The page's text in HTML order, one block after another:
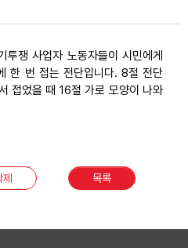
투쟁 사업자 노동자들이 시민에게
한 번 접는 전단입니다. 8절 전단
접었을 때 16절 가로 모양이 나와
목록